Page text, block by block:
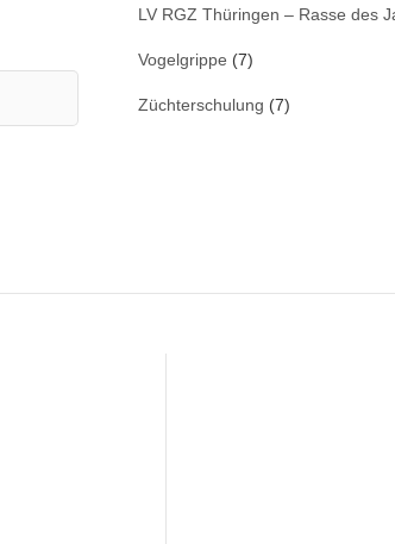
LV RGZ Thüringen – Rasse des
Vogelgrippe (7)
Züchterschulung (7)